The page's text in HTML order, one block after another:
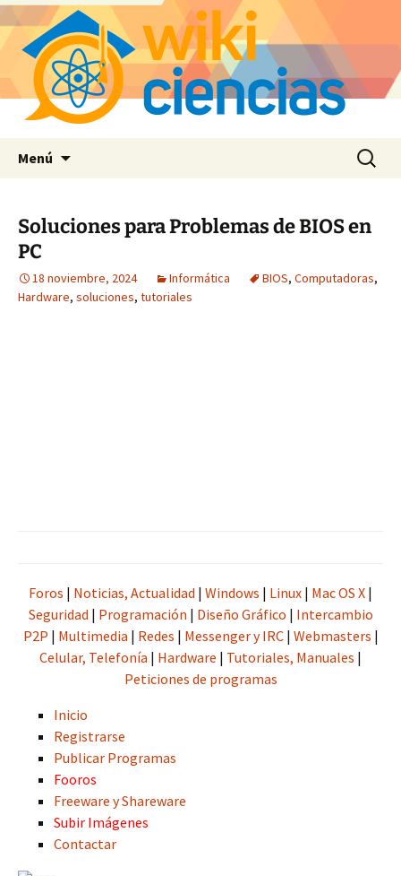
Menú Buscar:
Soluciones para Problemas de BIOS en
PC
18 noviembre, 2024 Informática BIOS, Computadoras,
Hardware, soluciones, tutoriales
Foros | Noticias, Actualidad | Windows | Linux | Mac OS X |
Seguridad | Programación | Diseño Gráfico | Intercambio
P2P | Multimedia | Redes | Messenger y IRC| Webmasters |
Celular, Telefonía | Hardware | Tutoriales, Manuales |
Peticiones de programas
Inicio
Registrarse
Publicar Programas
Fooros
Freeware y Shareware
Subir Imágenes
Contactar